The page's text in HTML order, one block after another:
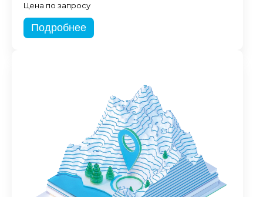
Цена по запросу
Подробнее